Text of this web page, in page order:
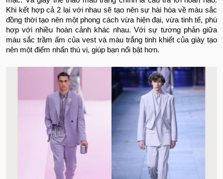
Khi kết hợp cả 2 lại với nhau sẽ tạo nên sự hài hòa về màu sắc
đồng thời tạo nên một phong cách vừa hiện đại, vừa tinh tế, phù
hợp với nhiều hoàn cảnh khác nhau. Với sự tương phản giữa
màu sắc trầm ấm của vest và màu trắng tinh khiết của giày tạo
nên một điểm nhấn thú vị, giúp bạn nổi bật hơn.